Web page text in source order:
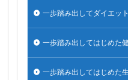
一歩踏み出してダイエッ
一歩踏み出してはじめた
一歩踏み出してはじめた